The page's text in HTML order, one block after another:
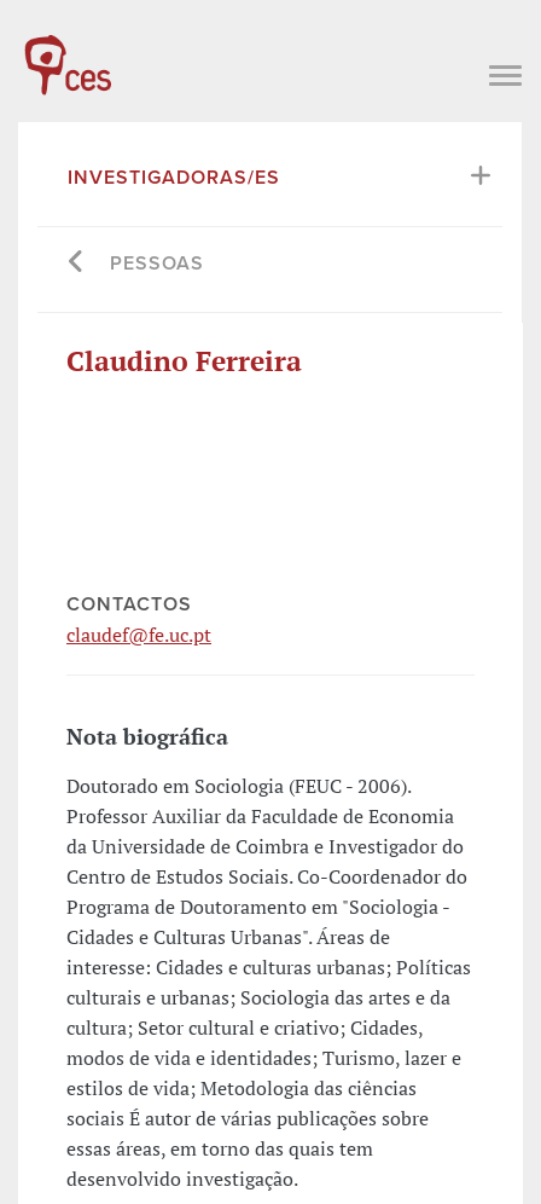
INVESTIGADORAS/ES
PESSOAS
Claudino Ferreira
CONTACTOS
claudef@fe.uc.pt
Nota biográfica
Doutorado em Sociologia (FEUC - 2006).
Professor Auxiliar da Faculdade de Economia
da Universidade de Coimbra e Investigador do
Centro de Estudos Sociais. Co-Coordenador do
Programa de Doutoramento em "Sociologia -
Cidades e Culturas Urbanas". Áreas de
interesse: Cidades e culturas urbanas; Políticas
culturais e urbanas; Sociologia das artes e da
cultura; Setor cultural e criativo; Cidades,
modos de vida e identidades; Turismo, lazer e
estilos de vida; Metodologia das ciências
sociais É autor de várias publicações sobre
essas áreas, em torno das quais tem
desenvolvido investigação.